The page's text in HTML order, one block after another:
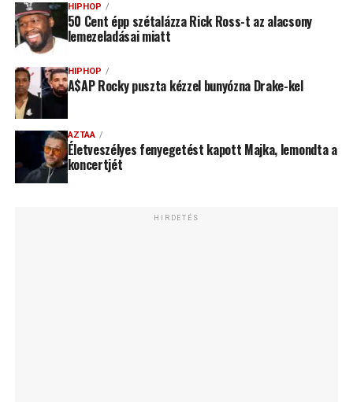
HIPHOP
50 Cent épp szétalázza Rick Ross-t az alacsony
lemezeladásai miatt
HIPHOP
A$AP Rocky puszta kézzel bunyózna Drake-kel
AZTAA
Életveszélyes fenyegetést kapott Majka, lemondta a
koncertjét
HIRDETÉS